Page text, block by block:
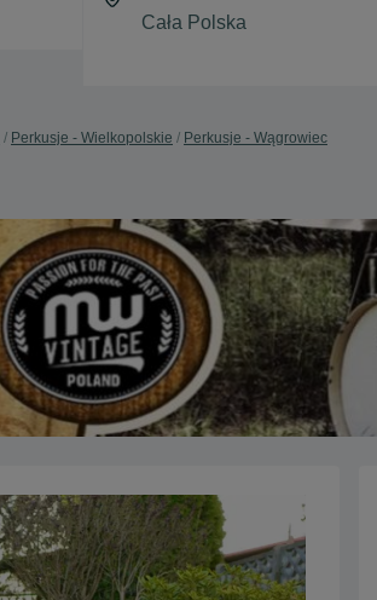
Perkusje - Wielkopolskie Perkusje - Wągrowiec